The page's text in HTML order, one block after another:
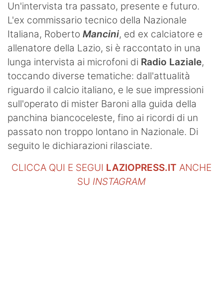
Un'intervista tra passato, presente e futuro.
L'ex commissario tecnico della Nazionale
Italiana, Roberto Mancini, ed ex calciatore e
allenatore della Lazio, si è raccontato in una
lunga intervista ai microfoni di Radio Laziale,
toccando diverse tematiche: dall'attualità
riguardo il calcio italiano, e le sue impressioni
sull'operato di mister Baroni alla guida della
panchina biancoceleste, fino ai ricordi di un
passato non troppo lontano in Nazionale. Di
seguito le dichiarazioni rilasciate.
CLICCA QUI E SEGUI LAZIOPRESS.IT ANCHE
SU INSTAGRAM